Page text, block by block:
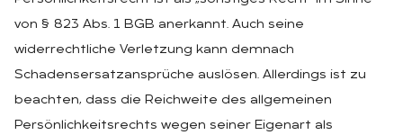
von § 823 Abs. 1 BGB anerkannt. Auch seine
widerrechtliche Verletzung kann demnach
Schadensersatzansprüche auslösen. Allerdings ist zu
beachten, dass die Reichweite des allgemeinen
Persönlichkeitsrechts wegen seiner Eigenart als